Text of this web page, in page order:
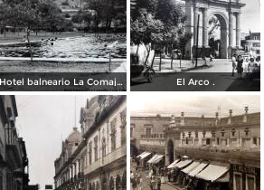
Hotel balneario La Comajilla León, Guanajuato El Arco .